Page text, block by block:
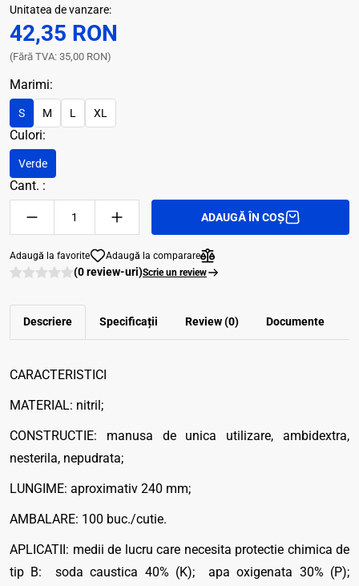
Unitatea de vanzare:
42,35 RON
(Fără TVA: 35,00 RON)
Marimi:
S M L XL
Culori:
Verde
Cant. :
ADAUGĂ ÎN COȘ
Adaugă la favorite Adaugă la comparare
(0 review-uri)Scrie un review
Descriere Specificații Review (0) Documente
CARACTERISTICI
MATERIAL: nitril;
CONSTRUCTIE: manusa de unica utilizare, ambidextra,
nesterila, nepudrata;
LUNGIME: aproximativ 240 mm;
AMBALARE: 100 buc./cutie.
APLICATII: medii de lucru care necesita protectie chimica de
tip B: soda caustica 40% (K); apa oxigenata 30% (P);